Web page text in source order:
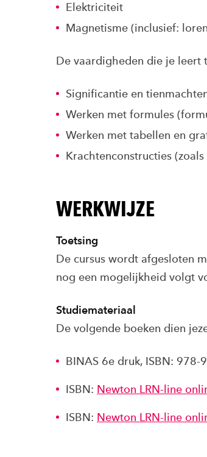
Elektriciteit
Magnetisme (inclusief:
De vaardigheden die je leert
Significantie en
Werken met formules
Werken met tabellen en
Krachtenconstructies
WERKWIJZE
Toetsing
De cursus wordt afgesloten
nog een mogelijkheid volgt
Studiemateriaal
De volgende boeken dien
BINAS 6e druk, ISBN:
ISBN: Newton LRN-line
ISBN: Newton LRN-line